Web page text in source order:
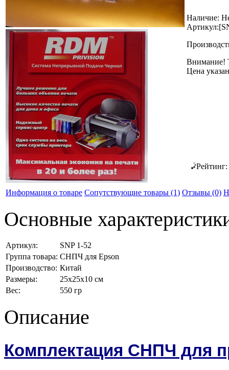
Наличие:
Артикул:
Внимание!
Цена
Рейтинг:
Информация о товаре Сопутствующие товары (1) Отзывы (0)
Основные
Артикул:
SNP 1-52
Группа товара: СНПЧ для Epson
Производство: Китай
Размеры:
25x25x10 см
Вес:
550 гр
Описание
Комплектация СНПЧ для